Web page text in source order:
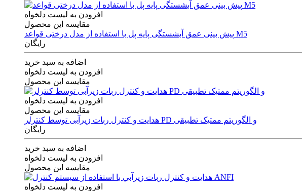
افزودن به لیست دلخواه
مقایسه این محصول
پیش بینی عمق آبشستگی پایه پل با استفاده از مدل درختی قواعد M5
رایگان
اضافه به سبد خرید
افزودن به لیست دلخواه
مقایسه این محصول
افزودن به لیست دلخواه
مقایسه این محصول
هدایت و کنترل ربات زیرآبی توسط کنترلر PD و الگوریتم ممتیک تطبیقی
رایگان
اضافه به سبد خرید
افزودن به لیست دلخواه
مقایسه این محصول
افزودن به لیست دلخواه